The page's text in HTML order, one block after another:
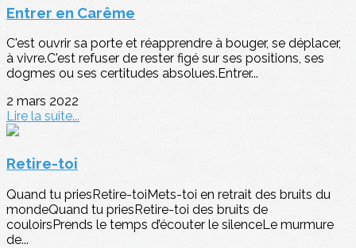
Entrer en Carême
C'est ouvrir sa porte et réapprendre à bouger, se déplacer,
à vivre.C'est refuser de rester figé sur ses positions, ses
dogmes ou ses certitudes absolues.Entrer...
2 mars 2022
Lire la suite...
Retire-toi
Quand tu priesRetire-toiMets-toi en retrait des bruits du
mondeQuand tu priesRetire-toi des bruits de
couloirsPrends le temps d’écouter le silenceLe murmure
de...